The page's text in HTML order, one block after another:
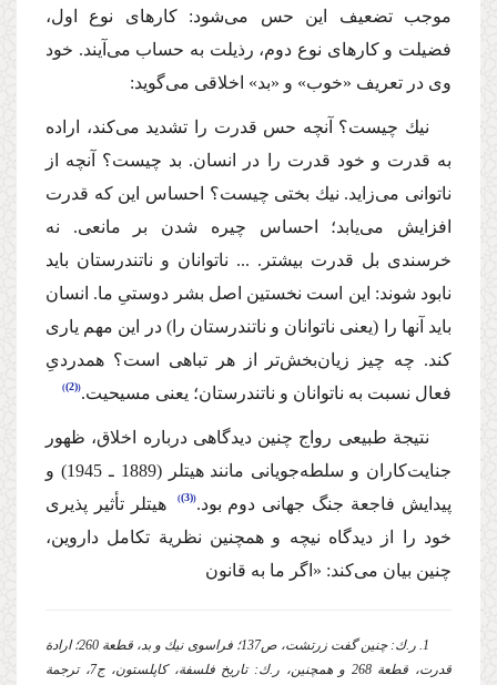
موجب تضعیف این حس می‌شود: كارهای نوع اول،
فضیلت و كارهای نوع دوم، رذیلت به حساب می‌آیند. خود
وی در تعریف «خوب» و «بد» اخلاقی می‌گوید:
نیك چیست؟ آنچه حس قدرت را تشدید می‌كند، اراده
به قدرت و خود قدرت را در انسان. بد چیست؟ آنچه از
ناتوانی می‌زاید. نیك بختی چیست؟ احساس این كه قدرت
افزایش می‌یابد؛ احساس چیره شدن بر مانعی. نه
خرسندی بل قدرت بیشتر. ... ناتوانان و ناتندرستان باید
نابود شوند: این است نخستین اصل بشر دوستیِ ما. انسان
باید آنها را (یعنی ناتوانان و ناتندرستان را) در این مهم یاری
كند. چه چیز زیان‌بخش‌تر از هر تباهی است؟ همدردیِ
فعال نسبت به ناتوانان و ناتندرستان؛ یعنی مسیحیت. (2)
‌نتیجة‌ طبیعی رواج چنین دیدگاهی درباره اخلاق، ظهور
جنایت‌كاران و سلطه‌جویانی مانند هیتلر (1889 ـ 1945) و
پیدایش فاجعة جنگ جهانی دوم بود. (3)
‌ هیتلر تأثیر پذیری
خود را از دیدگاه نیچه و همچنین نظریة‌ تكامل داروین،
چنین بیان می‌كند: «اگر ما به قانون
1. ر.ك: چنین گفت زرتشت،‌ ص137؛ فراسوی نیك و بد، قطعة 260؛‌ ارادة‌
قدرت، قطعة 268 و همچنین، ر.ك: تاریخ فلسفة‌،‌ كاپلستون، ج7، ترجمة